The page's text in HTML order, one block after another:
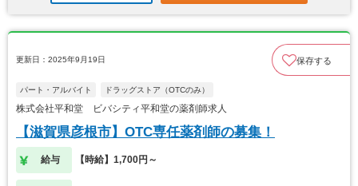
更新日：2025年9月19日 保存する
パート・アルバイト ドラッグストア（OTCのみ）
株式会社平和堂 ビバシティ平和堂の薬剤師求人
【滋賀県彦根市】OTC専任薬剤師の募集！
給与 【時給】1,700円～